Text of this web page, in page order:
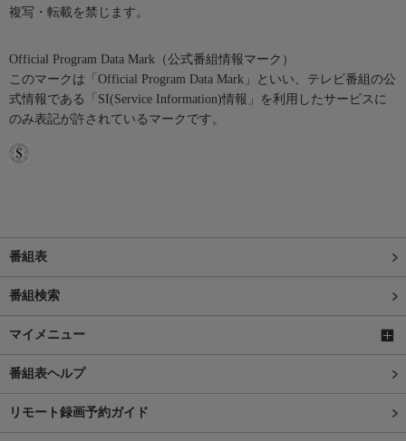
複写・転載を禁じます。
Official Program Data Mark（公式番組情報マーク）
このマークは「Official Program Data Mark」といい、テレビ番組の公
式情報である「SI(Service Information)情報」を利用したサービスに
のみ表記が許されているマークです。
番組表
番組検索
マイメニュー
番組表ヘルプ
リモート録画予約ガイド